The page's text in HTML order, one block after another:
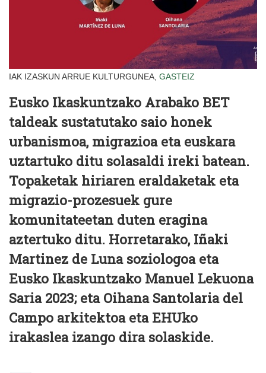
IAK IZASKUN ARRUE KULTURGUNEA, GASTEIZ
Eusko Ikaskuntzako Arabako BET
taldeak sustatutako saio honek
urbanismoa, migrazioa eta euskara
uztartuko ditu solasaldi ireki batean.
Topaketak hiriaren eraldaketak eta
migrazio-prozesuek gure
komunitateetan duten eragina
aztertuko ditu. Horretarako, Iñaki
Martinez de Luna soziologoa eta
Eusko Ikaskuntzako Manuel Lekuona
Saria 2023; eta Oihana Santolaria del
Campo arkitektoa eta EHUko
irakaslea izango dira solaskide.